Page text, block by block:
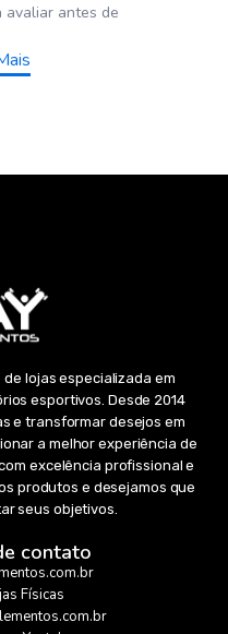
avaliar antes de
de lojas especializada em
esportivos. Desde 2014
e transformar desejos em
a melhor experiência de
excelência profissional e
produtos e desejamos que
seus objetivos.
contato
Físicas